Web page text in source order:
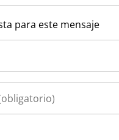
para este mensaje